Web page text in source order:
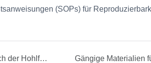
(SOPs) für
Arbeitstemperaturbereich der Hohlfaserspinndüse